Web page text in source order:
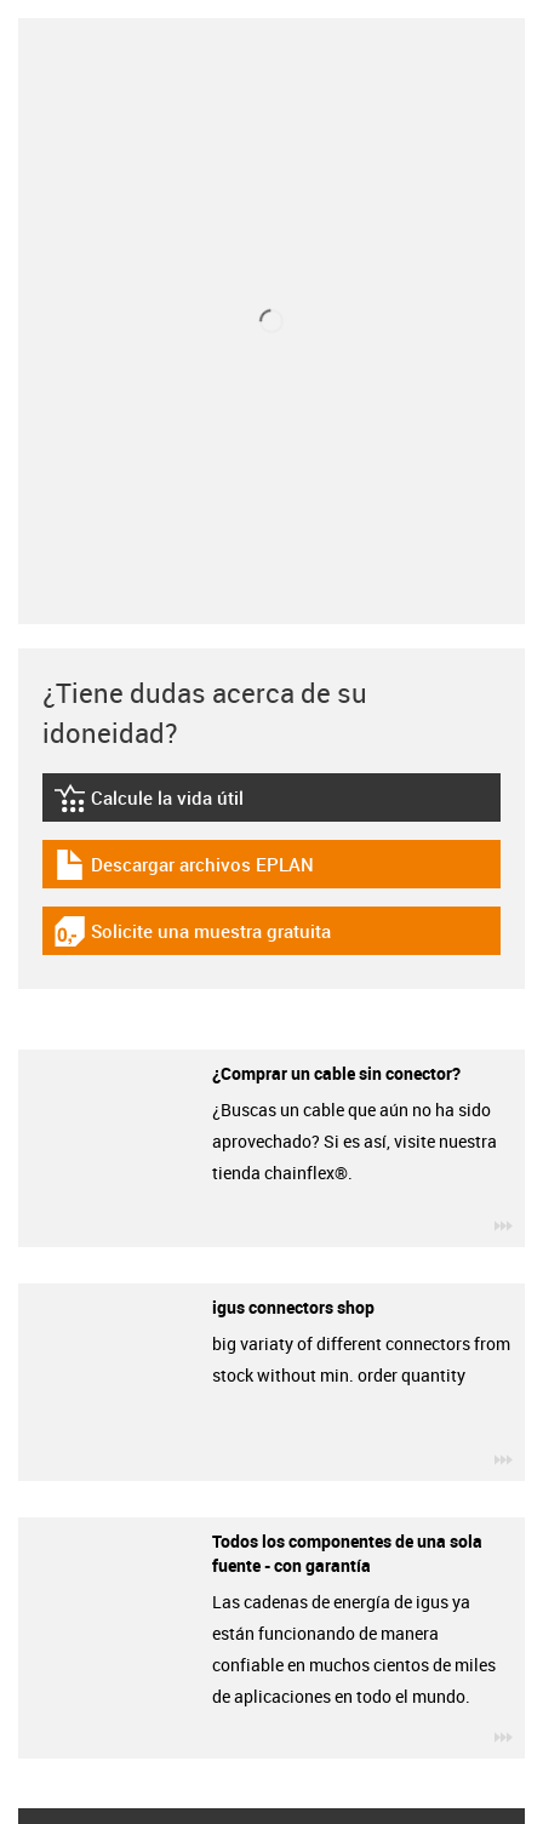
¿Tiene dudas acerca de su
idoneidad?
igus-icon-lebensdauerrechner
Calcule la vida útil
igus-icon-download-plan
Descargar archivos EPLAN
igus-icon-gratismuster
Solicite una muestra gratuita
¿Comprar un cable sin conector?
¿Buscas un cable que aún no ha sido
aprovechado? Si es así, visite nuestra
tienda chainflex®.
igus connectors shop
big variaty of different connectors from
stock without min. order quantity
Todos los componentes de una sola
fuente - con garantía
Las cadenas de energía de igus ya
están funcionando de manera
confiable en muchos cientos de miles
de aplicaciones en todo el mundo.